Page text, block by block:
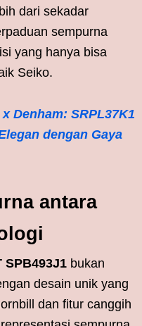
dari sekadar
sempurna
yang hanya bisa
Seiko.
Denham: SRPL37K1
dengan Gaya
antara
SPB493J1 bukan
desain unik yang
dan fitur canggih